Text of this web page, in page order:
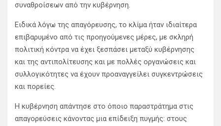
συναθροίσεων από την κυβέρνηση.
Ειδικά λόγω της απαγόρευσης, το κλίμα ήταν ιδιαίτερα
επιβαρυμένο από τις προηγούμενες μέρες, με σκληρή
πολιτική κόντρα να έχει ξεσπάσει μεταξύ κυβέρνησης
και της αντιπολίτευσης και με πολλές οργανώσεις και
συλλογικότητες να έχουν προαναγγείλει συγκεντρώσεις
και πορείες.
Η κυβέρνηση απάντησε στο όποιο παραστράτημα στις
απαγορεύσεις κάνοντας μια επίδειξη πυγμής: στους